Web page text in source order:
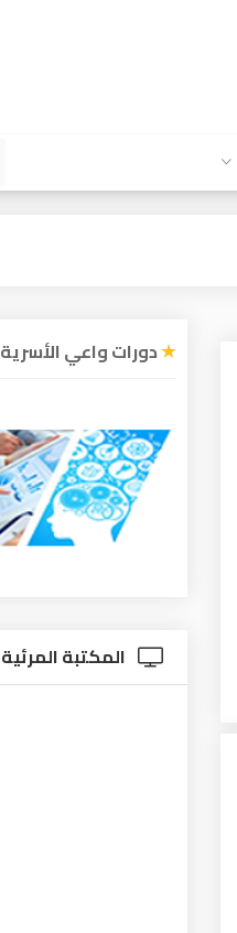
دورات واعي الأسرية
المكتبة المرئية